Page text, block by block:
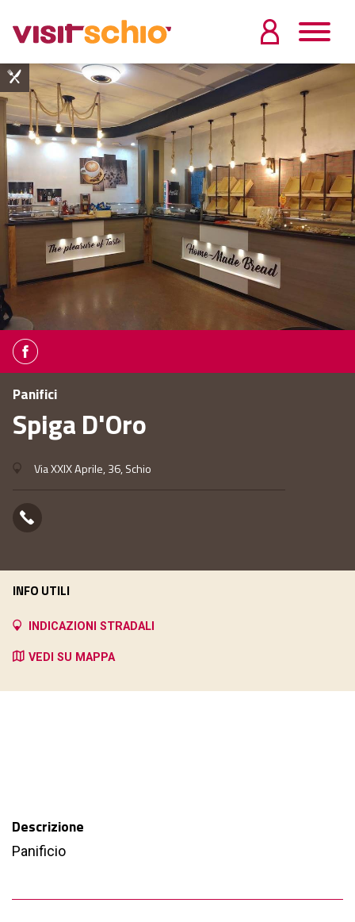
Panifici
Spiga D'Oro
Via XXIX Aprile, 36, Schio
Descrizione
Panificio
INFO UTILI
INDICAZIONI STRADALI
VEDI SU MAPPA